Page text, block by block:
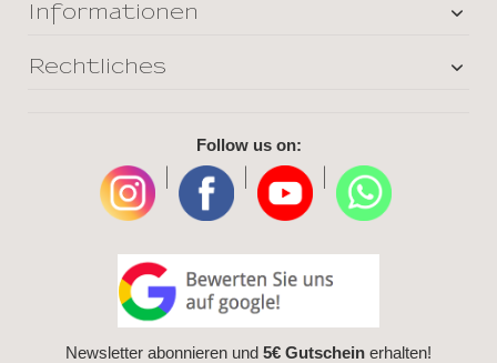
Informationen
Rechtliches
Follow us on:
Newsletter abonnieren und 5€ Gutschein erhalten!